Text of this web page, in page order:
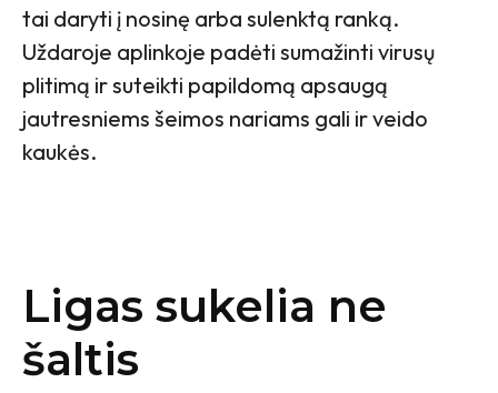
tai daryti į nosinę arba sulenktą ranką.
Uždaroje aplinkoje padėti sumažinti virusų
plitimą ir suteikti papildomą apsaugą
jautresniems šeimos nariams gali ir veido
kaukės.
Ligas sukelia ne
šaltis